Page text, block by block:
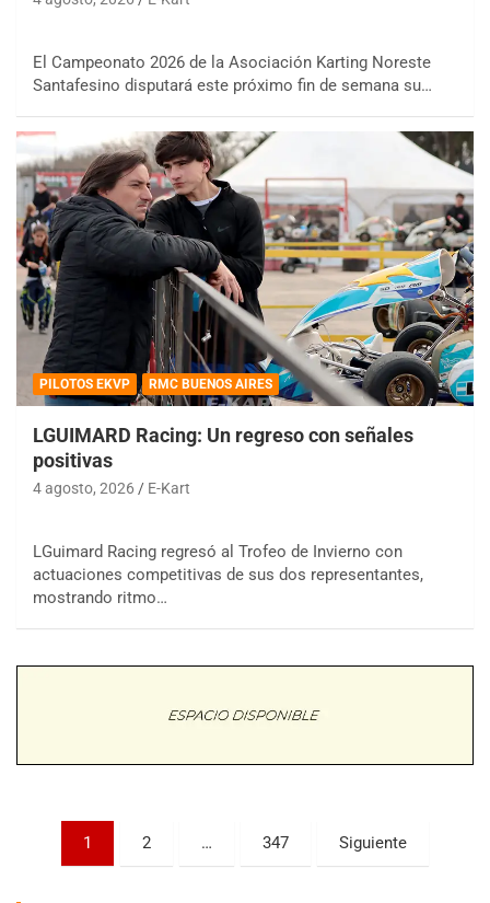
El Campeonato 2026 de la Asociación Karting Noreste
Santafesino disputará este próximo fin de semana su…
PILOTOS EKVP RMC BUENOS AIRES
LGUIMARD Racing: Un regreso con señales
positivas
4 agosto, 2026 E-Kart
LGuimard Racing regresó al Trofeo de Invierno con
actuaciones competitivas de sus dos representantes,
mostrando ritmo…
Paginación
1 2 … 347 Siguiente
COBERTURA ESPECIAL DE E-KART.COM.AR
08/09-AGO
IAME SERIES ARGENTINA 6
Parque de la Velocidad (Asfalto)
Villaguay (Entre Ríos)